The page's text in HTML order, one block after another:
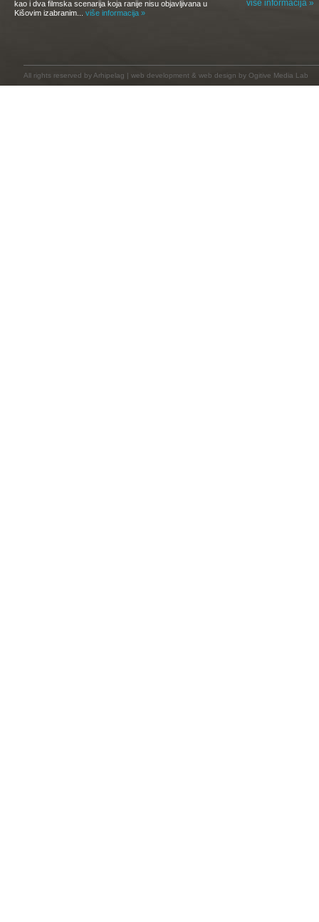
kao i dva filmska scenarija koja ranije nisu objavljivana u
Kišovim izabranim... više informacija »
više informacija »
All rights reserved by Arhipelag | web development & web design by Ogitive Media Lab